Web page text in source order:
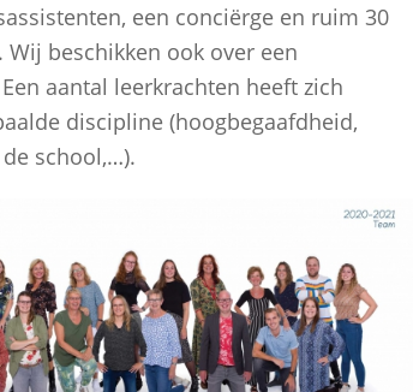
een conciërge en ruim 30
beschikken ook over een
aantal leerkrachten heeft zich
discipline (hoogbegaafdheid,
school,…).